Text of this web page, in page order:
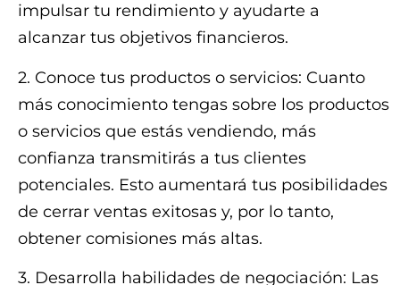
impulsar tu rendimiento y ayudarte a
alcanzar tus objetivos financieros.
2. Conoce tus productos o servicios: Cuanto
más conocimiento tengas sobre los productos
o servicios que estás vendiendo, más
confianza transmitirás a tus clientes
potenciales. Esto aumentará tus posibilidades
de cerrar ventas exitosas y, por lo tanto,
obtener comisiones más altas.
3. Desarrolla habilidades de negociación: Las